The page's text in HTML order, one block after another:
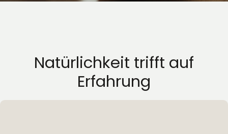
Natürlichkeit trifft auf
Erfahrung